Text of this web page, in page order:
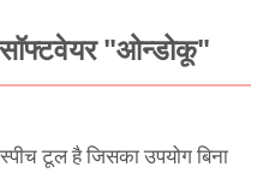
"ओन्डोकू"
टूल है जिसका उपयोग बिना